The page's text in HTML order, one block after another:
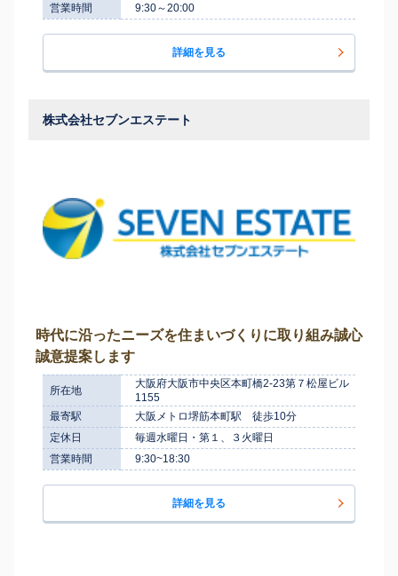
営業時間
9:30～20:00
詳細を見る
株式会社セブンエステート
時代に沿ったニーズを住まいづくりに取り組み誠心
誠意提案します
所在地
大阪府大阪市中央区本町橋2-23第７松屋ビル
1155
最寄駅
大阪メトロ堺筋本町駅 徒歩10分
定休日
毎週水曜日・第１、３火曜日
営業時間
9:30~18:30
詳細を見る